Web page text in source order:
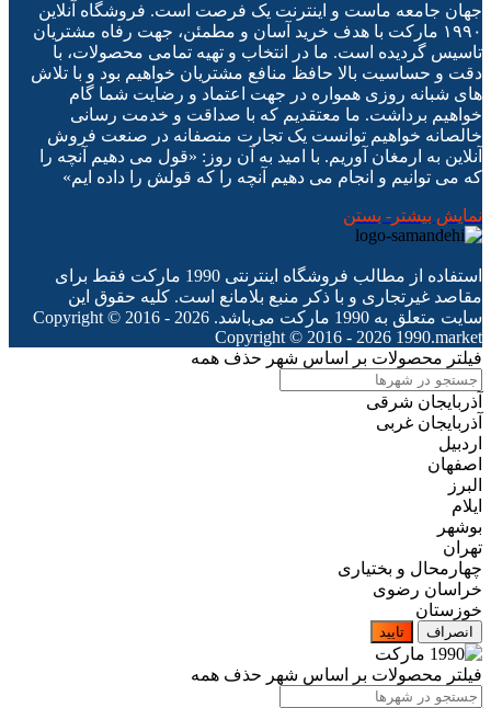
جهان جامعه ماست و اینترنت یک فرصت است. فروشگاه آنلاین
۱۹۹۰ مارکت با هدف خرید آسان و مطمئن، جهت رفاه مشتریان
تاسیس گردیده است. ما در انتخاب و تهیه تمامی محصولات، با
دقت و حساسیت بالا حافظ منافع مشتریان خواهیم بود و با تلاش
های شبانه روزی همواره در جهت اعتماد و رضایت شما گام
خواهیم برداشت. ما معتقدیم که با صداقت و خدمت رسانی
خالصانه خواهیم توانست یک تجارت منصفانه در صنعت فروش
آنلاین به ارمغان آوریم. با امید به آن روز: «قول می دهیم آنچه را
که می توانیم و انجام می دهیم آنچه را که قولش را داده ایم»
نمایش بیشتر - بستن
استفاده از مطالب فروشگاه اینترنتی 1990 مارکت فقط برای
مقاصد غیرتجاری و با ذکر منبع بلامانع است. کلیه حقوق این
سایت متعلق به 1990 مارکت می‌باشد. Copyright © 2016 - 2026
Copyright © 2016 - 2026 1990.market
فیلتر محصولات بر اساس شهر حذف همه
آذربایجان شرقی
آذربایجان غربی
اردبیل
اصفهان
البرز
ایلام
بوشهر
تهران
چهارمحال و بختیاری
خراسان رضوی
خوزستان
انصراف تایید
فیلتر محصولات بر اساس شهر حذف همه